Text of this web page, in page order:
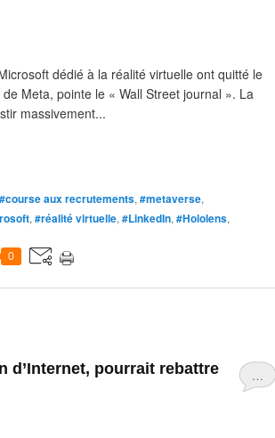
dédié à la réalité virtuelle ont quitté le
Meta, pointe le « Wall Street journal ». La
massivement...
#course aux recrutements, #metaverse,
, #réalité virtuelle, #LinkedIn, #Hololens,
0
…
d’Internet, pourrait rebattre